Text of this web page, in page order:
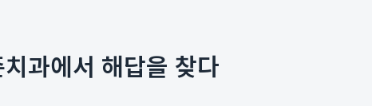
과에서 해답을 찾다